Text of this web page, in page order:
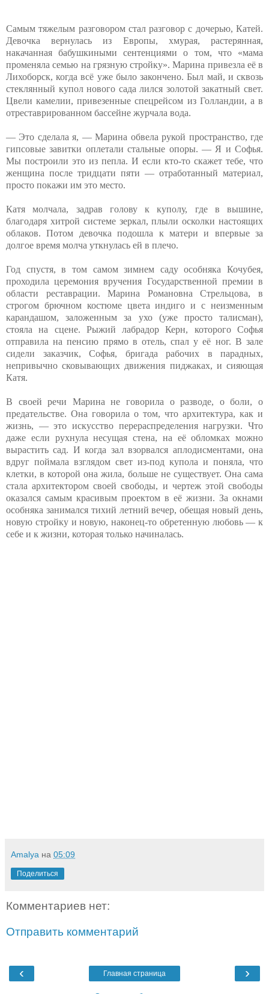
Самым тяжелым разговором стал разговор с дочерью, Катей.
Девочка вернулась из Европы, хмурая, растерянная,
накачанная бабушкиными сентенциями о том, что «мама
променяла семью на грязную стройку». Марина привезла её в
Лихоборск, когда всё уже было закончено. Был май, и сквозь
стеклянный купол нового сада лился золотой закатный свет.
Цвели камелии, привезенные спецрейсом из Голландии, а в
отреставрированном бассейне журчала вода.
— Это сделала я, — Марина обвела рукой пространство, где
гипсовые завитки оплетали стальные опоры. — Я и Софья.
Мы построили это из пепла. И если кто-то скажет тебе, что
женщина после тридцати пяти — отработанный материал,
просто покажи им это место.
Катя молчала, задрав голову к куполу, где в вышине,
благодаря хитрой системе зеркал, плыли осколки настоящих
облаков. Потом девочка подошла к матери и впервые за
долгое время молча уткнулась ей в плечо.
Год спустя, в том самом зимнем саду особняка Кочубея,
проходила церемония вручения Государственной премии в
области реставрации. Марина Романовна Стрельцова, в
строгом брючном костюме цвета индиго и с неизменным
карандашом, заложенным за ухо (уже просто талисман),
стояла на сцене. Рыжий лабрадор Керн, которого Софья
отправила на пенсию прямо в отель, спал у её ног. В зале
сидели заказчик, Софья, бригада рабочих в парадных,
непривычно сковывающих движения пиджаках, и сияющая
Катя.
В своей речи Марина не говорила о разводе, о боли, о
предательстве. Она говорила о том, что архитектура, как и
жизнь, — это искусство перераспределения нагрузки. Что
даже если рухнула несущая стена, на её обломках можно
вырастить сад. И когда зал взорвался аплодисментами, она
вдруг поймала взглядом свет из-под купола и поняла, что
клетки, в которой она жила, больше не существует. Она сама
стала архитектором своей свободы, и чертеж этой свободы
оказался самым красивым проектом в её жизни. За окнами
особняка занимался тихий летний вечер, обещая новый день,
новую стройку и новую, наконец-то обретенную любовь — к
себе и к жизни, которая только начиналась.
Amalya на 05:09
Поделиться
Комментариев нет:
Отправить комментарий
‹ ›
Главная страница